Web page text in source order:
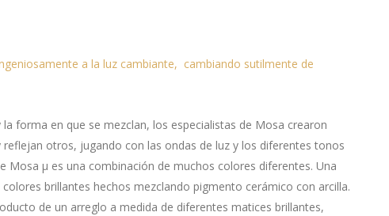
a la luz cambiante, cambiando sutilmente de
forma en que se mezclan, los especialistas de Mosa crearon
otros, jugando con las ondas de luz y los diferentes tonos
Mosa μ es una combinación de muchos colores diferentes. Una
brillantes hechos mezclando pigmento cerámico con arcilla.
de un arreglo a medida de diferentes matices brillantes,